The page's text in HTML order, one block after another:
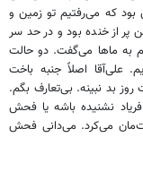
که می‌رفتیم تو زمین و
تو رختکن پر از خنده بود و در حد سر
به ماها می‌گفت. دو حالت
علی‌آقا اصلاً جنبه باخت
بد نبینه. بی‌تعارف بگم.
نشنیده باشه یا فحش
می‌کرد. می‌دانی فحش